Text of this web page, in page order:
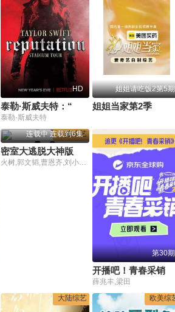
HD
泰勒·斯威夫特
姐姐请吃饭2第5期
姐姐当家第2季
大陆综艺
连载中 连载到6集
火树,郭文韬,曹恩齐,刘小怂,李晋晔
第30期
薛兆丰,梁田
大陆综艺 欧美综